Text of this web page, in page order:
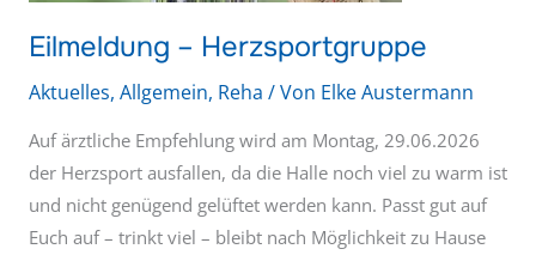
Eilmeldung – Herzsportgruppe
Aktuelles, Allgemein, Reha / Von Elke Austermann
Auf ärztliche Empfehlung wird am Montag, 29.06.2026
der Herzsport ausfallen, da die Halle noch viel zu warm ist
und nicht genügend gelüftet werden kann. Passt gut auf
Euch auf – trinkt viel – bleibt nach Möglichkeit zu Hause